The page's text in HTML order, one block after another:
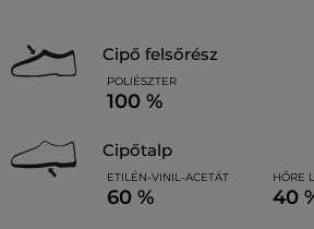
cipő felsőrész
POLIÉSZTER
100 %
cipőtalp
ETILÉN-VINIL-ACETÁT
60 %
HŐRE
40